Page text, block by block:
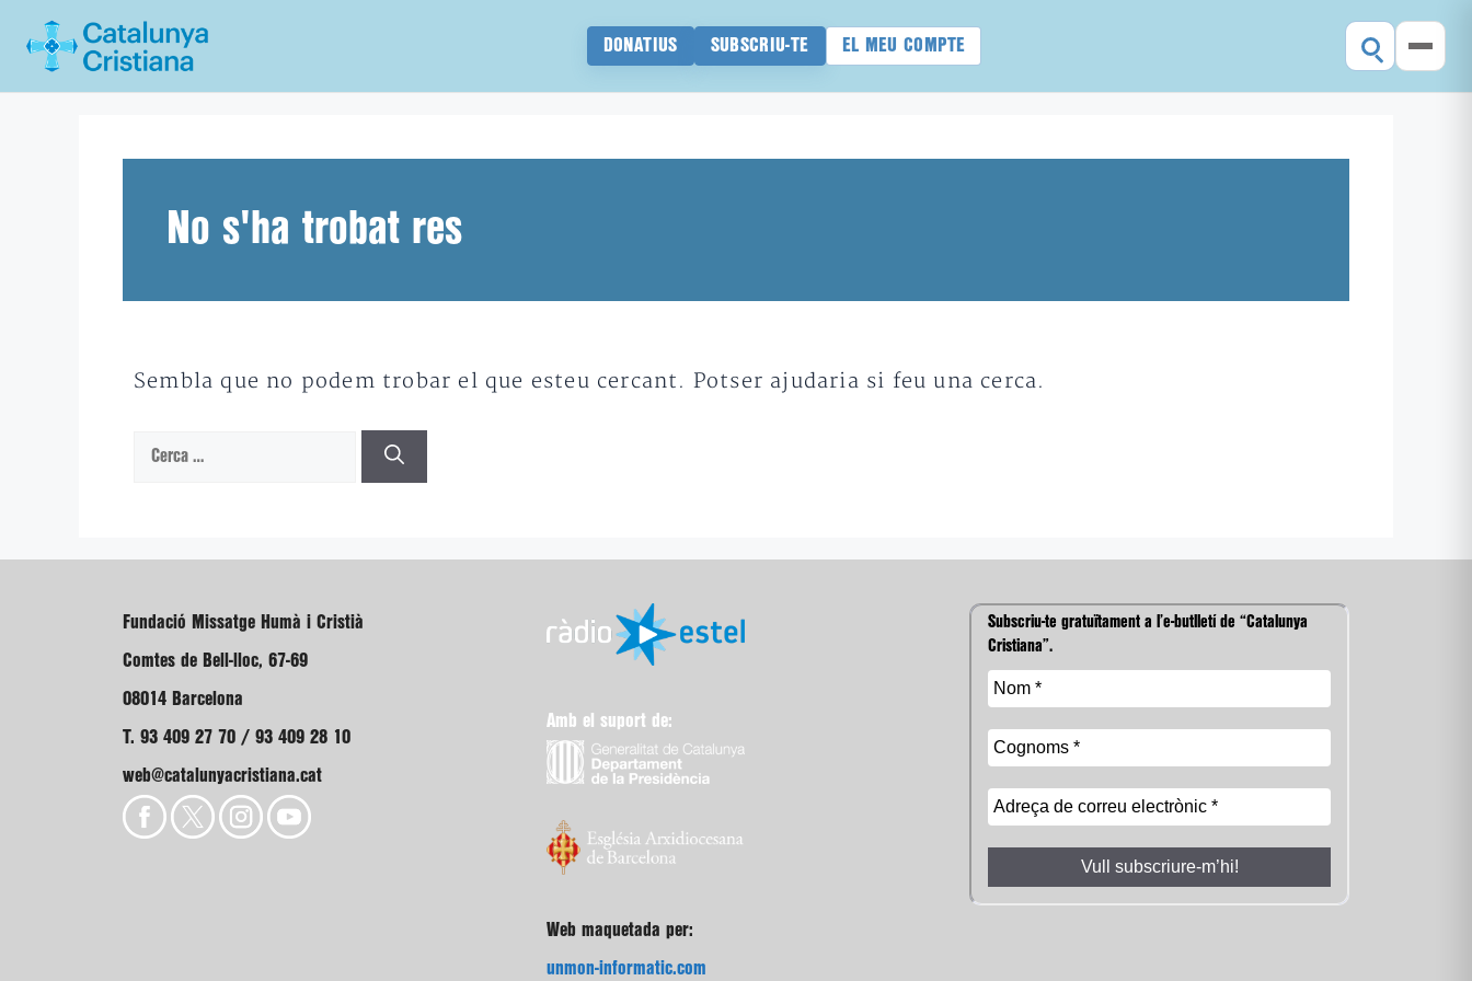
DONATIUS SUBSCRIU-TE EL MEU COMPTE
No s'ha trobat res
Sembla que no podem trobar el que esteu cercant. Potser ajudaria si feu una cerca.
Cerca:
Fundació Missatge Humà i Cristià
Comtes de Bell-lloc, 67-69
08014 Barcelona
T. 93 409 27 70 / 93 409 28 10
web@catalunyacristiana.cat
Amb el suport de:
Web maquetada per:
unmon-informatic.com
Subscriu-te gratuïtament a l’e-butlletí de “Catalunya
Cristiana”.